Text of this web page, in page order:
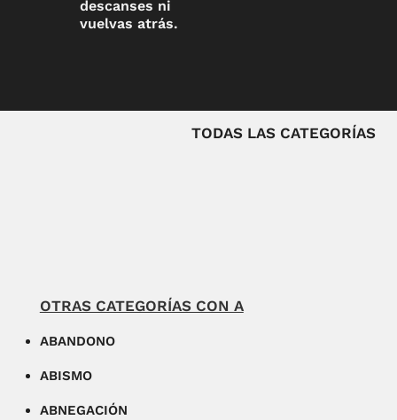
descanses ni
vuelvas atrás.
TODAS LAS CATEGORÍAS
OTRAS CATEGORÍAS CON A
ABANDONO
ABISMO
ABNEGACIÓN